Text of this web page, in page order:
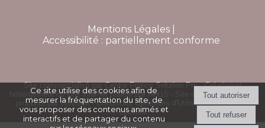
Mentions Légales
Accessibilité : partiellement conforme
Site commercialisé par Centre France Solution Pro-Création et
hébergement du site Internet réalisé par Net15
Site administrable CMS
propulsé par WebSee-Conditions Générales d'Utilisation-Gérer les
cookies
Ce site utilise des cookies afin de
mesurer la fréquentation du site, de
vous proposer des contenus animés et
interactifs et de partager du contenu